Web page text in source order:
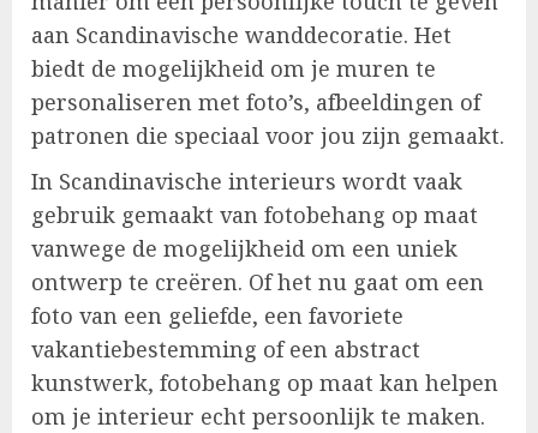
aan Scandinavische wanddecoratie. Het
biedt de mogelijkheid om je muren te
personaliseren met foto’s, afbeeldingen of
patronen die speciaal voor jou zijn gemaakt.
In Scandinavische interieurs wordt vaak
gebruik gemaakt van fotobehang op maat
vanwege de mogelijkheid om een uniek
ontwerp te creëren. Of het nu gaat om een
foto van een geliefde, een favoriete
vakantiebestemming of een abstract
kunstwerk, fotobehang op maat kan helpen
om je interieur echt persoonlijk te maken.